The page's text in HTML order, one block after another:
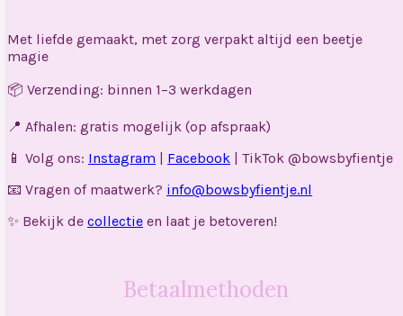
Met liefde gemaakt, met zorg verpakt altijd een beetje
magie
📦 Verzending: binnen 1–3 werkdagen
📍 Afhalen: gratis mogelijk (op afspraak)
📱 Volg ons: Instagram | Facebook | TikTok @bowsbyfientje
📧 Vragen of maatwerk? info@bowsbyfientje.nl
✨ Bekijk de collectie en laat je betoveren!
Betaalmethoden